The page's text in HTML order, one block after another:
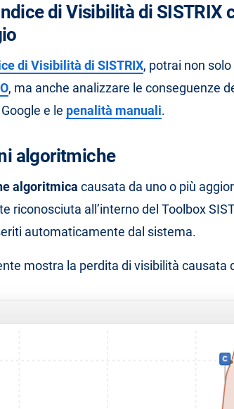
di Visibilità di SISTRIX
di Visibilità di SISTRIX, potrai non
, ma anche analizzare le conseguenze
e le penalità manuali.
algoritmiche
algoritmica causata da uno o più
riconosciuta all’interno del Toolbox
automaticamente dal sistema.
mostra la perdita di visibilità causata